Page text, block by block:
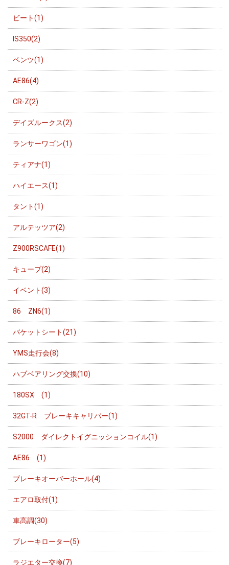
ビート(1)
IS350(2)
ベンツ(1)
AE86(4)
CR-Z(2)
デイズルークス(2)
ランサーワゴン(1)
ティアナ(1)
ハイエース(1)
タント(1)
アルテッツア(2)
Z900RSCAFE(1)
キューブ(2)
イベント(3)
86 ZN6(1)
バケットシート(21)
YMS走行会(8)
ハブベアリング交換(10)
180SX (1)
32GT-R ブレーキキャリパー(1)
S2000 ダイレクトイグニッションコイル(1)
AE86 (1)
ブレーキオーバーホール(4)
エアロ取付(1)
車高調(30)
ブレーキローター(5)
ラジエター交換(7)